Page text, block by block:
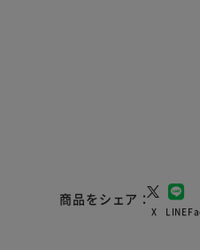
商品をシェア
X LINE